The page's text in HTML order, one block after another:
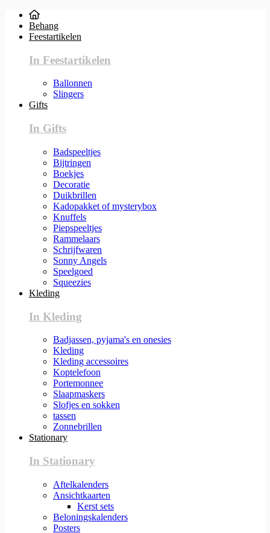
Behang
Feestartikelen
In Feestartikelen
Ballonnen
Slingers
Gifts
In Gifts
Badspeeltjes
Bijtringen
Boekjes
Decoratie
Duikbrillen
Kadopakket of mysterybox
Knuffels
Piepspeeltjes
Rammelaars
Schrijfwaren
Sonny Angels
Speelgoed
Squeezies
Kleding
In Kleding
Badjassen, pyjama's en onesies
Kleding
Kleding accessoires
Koptelefoon
Portemonnee
Slaapmaskers
Slofjes en sokken
tassen
Zonnebrillen
Stationary
In Stationary
Aftelkalenders
Ansichtkaarten
Kerst sets
Beloningskalenders
Posters